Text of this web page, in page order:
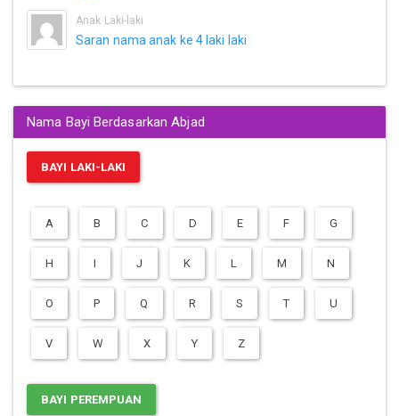
Anak Laki-laki
Saran nama anak ke 4 laki laki
Nama Bayi Berdasarkan Abjad
BAYI LAKI-LAKI
A B C D E F G
H I J K L M N
O P Q R S T U
V W X Y Z
BAYI PEREMPUAN